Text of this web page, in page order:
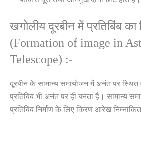
खगोलीय दूरबीन में प्रतिबिंब का
(Formation of image in
Telescope) :-
दूरबीन के सामान्य समायोजन में अनंत पर स्थित
प्रतिबिंब भी अनंत पर ही बनता है। सामान्य
प्रतिबिंब निर्माण के लिए किरण आरेख